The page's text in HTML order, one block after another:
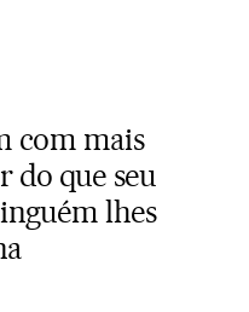
com mais
do que seu
lhes